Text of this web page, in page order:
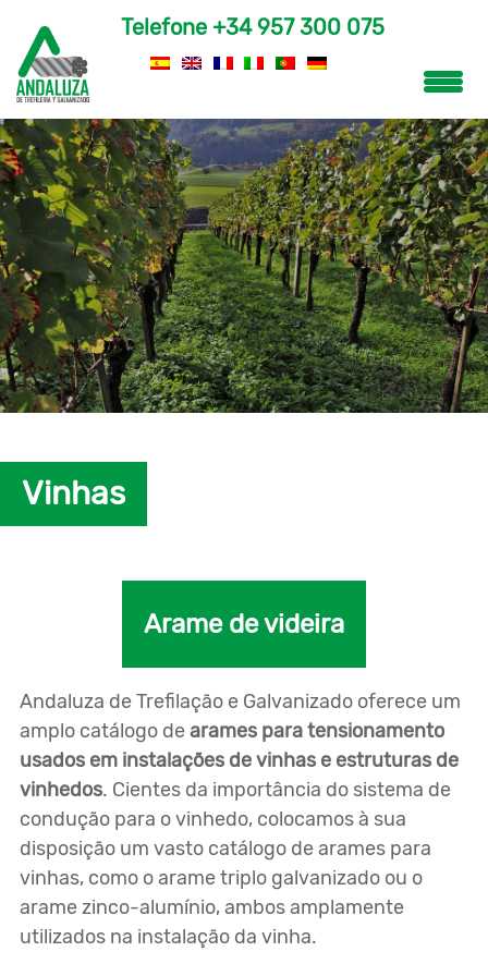
Telefone +34 957 300 075
Vinhas
Arame de videira
Andaluza de Trefilação e Galvanizado oferece um
amplo catálogo dearames para tensionamento
usados em instalações de vinhas e estruturas de
vinhedos. Cientes da importância do sistema de
condução para o vinhedo, colocamos à sua
disposição um vasto catálogo de arames para
vinhas, como o arame triplo galvanizado ou o
arame zinco-alumínio, ambos amplamente
utilizados na instalação da vinha.